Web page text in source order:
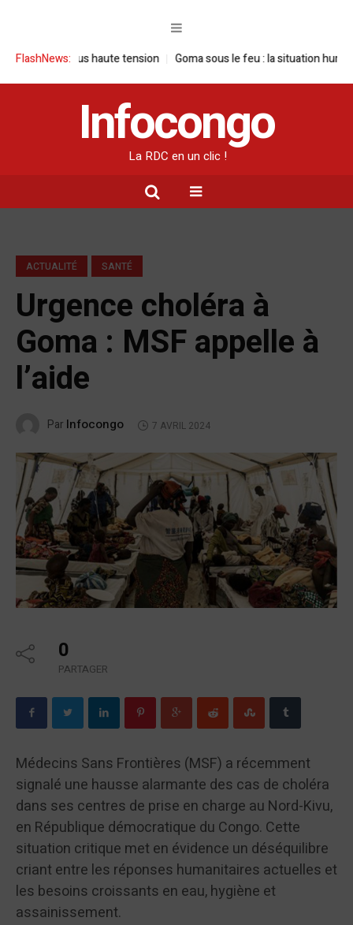
FlashNews:
haute tension Goma sous le feu : la situation humanitaire se
Infocongo
La RDC en un clic !
ACTUALITÉ SANTÉ
Urgence choléra à
Goma : MSF appelle à
l’aide
Par Infocongo 7 AVRIL 2024
0
PARTAGER
Médecins Sans Frontières (MSF) a récemment
signalé une hausse alarmante des cas de choléra
dans ses centres de prise en charge au Nord-Kivu,
en République démocratique du Congo. Cette
situation critique met en évidence un déséquilibre
criant entre les réponses humanitaires actuelles et
les besoins croissants en eau, hygiène et
assainissement.